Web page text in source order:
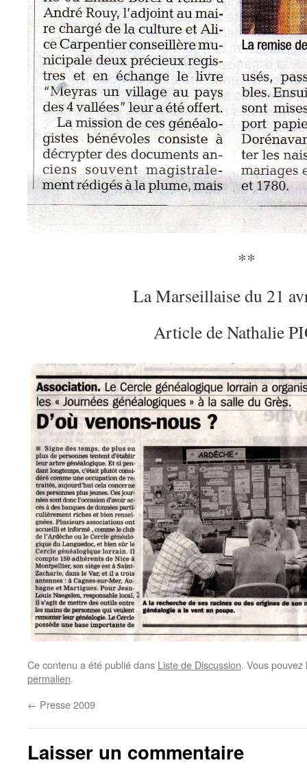
**
La Marseillaise du 21
Article de Nathalie
Ce contenu a été publié dans Liste de Discussion. Vous
permalien.
← Presse 2009
Laisser un commentaire